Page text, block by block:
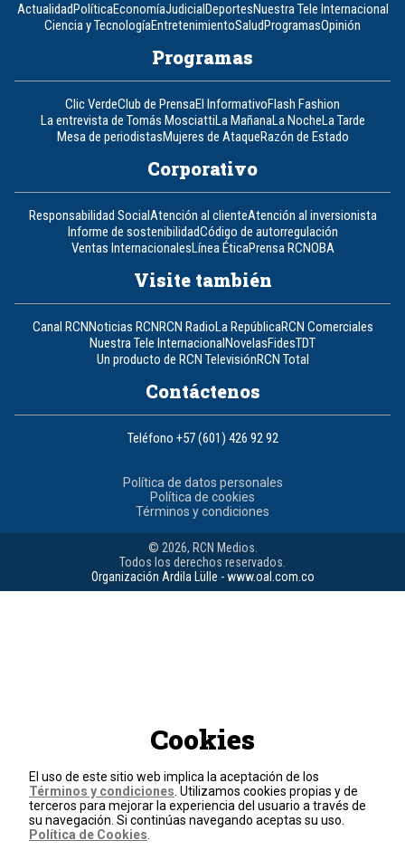
ActualidadPolíticaEconomíaJudicialDeportesNuestra Tele Internacional
Ciencia y TecnologíaEntretenimientoSaludProgramasOpinión
Programas
Clic VerdeClub de PrensaEl InformativoFlash Fashion
La entrevista de Tomás MosciattiLa MañanaLa NocheLa Tarde
Mesa de periodistasMujeres de AtaqueRazón de Estado
Corporativo
Responsabilidad SocialAtención al clienteAtención al inversionista
Informe de sostenibilidadCódigo de autorregulación
Ventas InternacionalesLínea ÉticaPrensa RCNOBA
Visite también
Canal RCNNoticias RCNRCN RadioLa RepúblicaRCN Comerciales
Nuestra Tele InternacionalNovelasFidesTDT
Un producto de RCN TelevisiónRCN Total
Contáctenos
Teléfono +57 (601) 426 92 92
Política de datos personales
Política de cookies
Términos y condiciones
© 2026, RCN Medios.
Todos los derechos reservados.
Organización Ardila Lülle - www.oal.com.co
Cookies
El uso de este sitio web implica la aceptación de los
Términos y condiciones . Utilizamos cookies propias y de
terceros para mejorar la experiencia del usuario a través de
su navegación. Si continúas navegando aceptas su uso.
Política de Cookies